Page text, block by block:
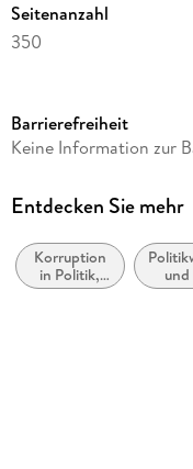
Seitenanzahl
350
Reihe
Autor/Autorin
Verlag/Hersteller
ibidem
Barrierefreiheit
Keine Information zur
Entdecken Sie mehr
Korruption
in Politik,
Regierung